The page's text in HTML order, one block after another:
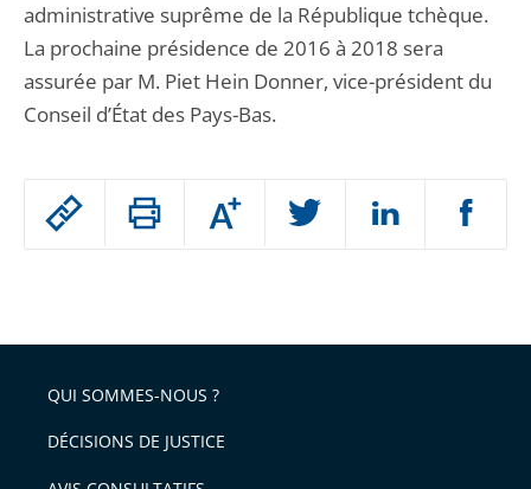
Passer
arriver
après
Augmenter
ou
l'article
pour
administrative suprême de la République tchèque.
La prochaine présidence de 2016 à 2018 sera
assurée par M. Piet Hein Donner, vice-président du
Conseil d’État des Pays-Bas.
QUI SOMMES-NOUS ?
DÉCISIONS DE JUSTICE